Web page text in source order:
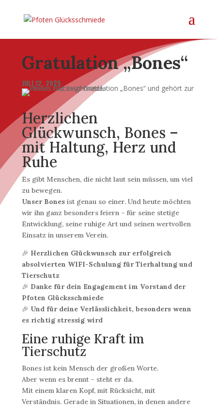
Gratulation „Bones“
JULI 12, 2025
Herzlichen
Glückwunsch, Bones –
mit Haltung, Herz und
Ruhe
Es gibt Menschen, die nicht laut sein müssen, um viel
zu bewegen.
Unser Bonesist genau so einer. Und heute möchten
wir ihn ganz besonders feiern – für seine stetige
Entwicklung, seine ruhige Art und seinen wertvollen
Einsatz in unserem Verein.
🎉 Herzlichen Glückwunsch zur erfolgreich
absolvierten WIFI-Schulung für Tierhaltung und
Tierschutz
🎉 Danke für dein Engagement im Vorstand der
Pfoten Glücksschmiede
🎉 Und für deine Verlässlichkeit, besonders wenn
es richtig stressig wird
Eine ruhige Kraft im
Tierschutz
Bones ist kein Mensch der großen Worte.
Aber wenn es brennt – steht er da.
Mit einem klaren Kopf, mit Rücksicht, mit
Verständnis. Gerade in Situationen, in denen andere